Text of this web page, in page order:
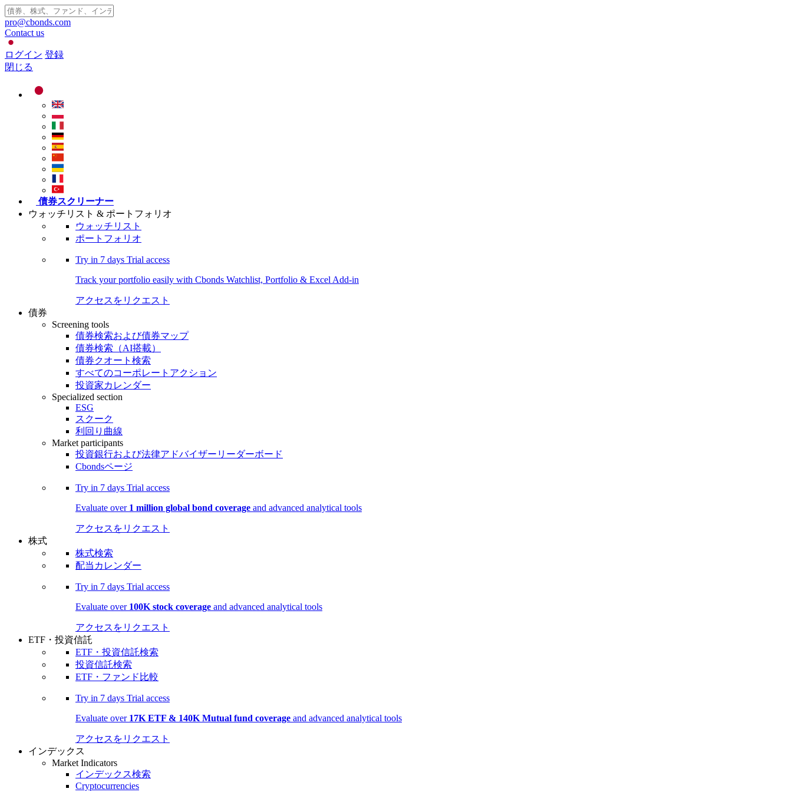
pro@cbonds.com
Contact us
ログイン 登録
閉じる
債券スクリーナー
ウォッチリスト & ポートフォリオ
ウォッチリスト
ポートフォリオ
Try in 7 days Trial access
Track your portfolio easily with Cbonds Watchlist, Portfolio & Excel Add-in
アクセスをリクエスト
債券
Screening tools
債券検索および債券マップ
債券検索（AI搭載）
債券クオート検索
すべてのコーポレートアクション
投資家カレンダー
Specialized section
ESG
スクーク
利回り曲線
Market participants
投資銀行および法律アドバイザーリーダーボード
Cbondsページ
Try in 7 days Trial access
Evaluate over 1 million global bond coverage and advanced analytical tools
アクセスをリクエスト
株式
株式検索
配当カレンダー
Try in 7 days Trial access
Evaluate over 100K stock coverage and advanced analytical tools
アクセスをリクエスト
ETF・投資信託
ETF・投資信託検索
投資信託検索
ETF・ファンド比較
Try in 7 days Trial access
Evaluate over 17K ETF & 140K Mutual fund coverage and advanced analytical tools
アクセスをリクエスト
インデックス
Market Indicators
インデックス検索
Cryptocurrencies